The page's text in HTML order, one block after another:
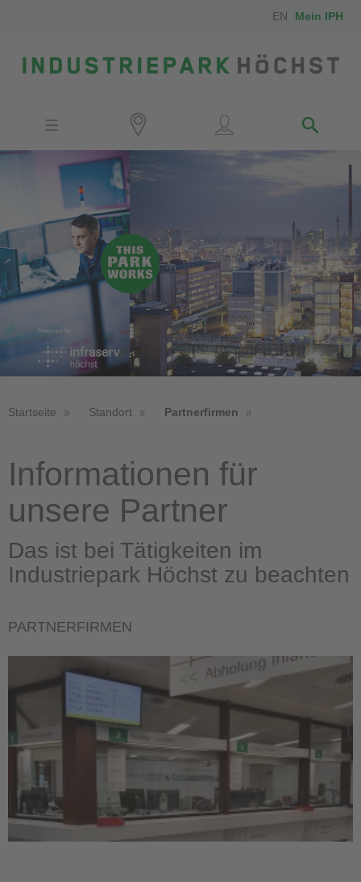
EN Mein IPH
IPH-Mitarbeiter
Kontakt
Anfahrt
Startseite Standort Partnerfirmen
Informationen für
unsere Partner
Das ist bei Tätigkeiten im
Industriepark Höchst zu beachten
PARTNERFIRMEN